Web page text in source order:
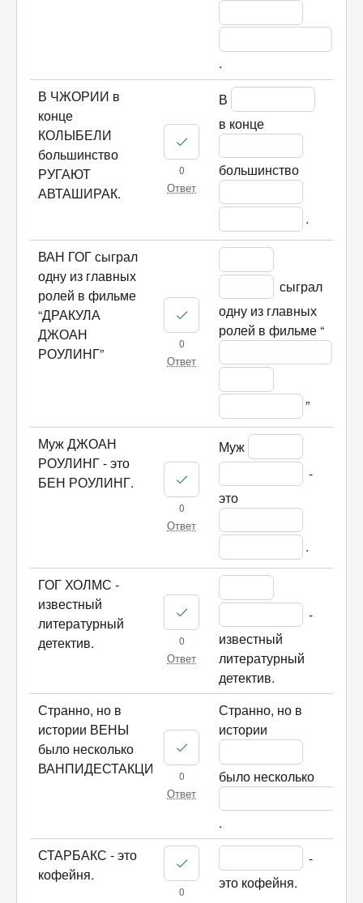
.
В ЧЖОРИИ в
конце
КОЛЫБЕЛИ
большинство
РУГАЮТ
АВТАШИРАК.
0
Ответ
В
в конце
большинство
.
ВАН ГОГ сыграл
одну из главных
ролей в фильме
“ДРАКУЛА
ДЖОАН
РОУЛИНГ”
0
Ответ
сыграл
одну из главных
ролей в фильме “
”
Муж ДЖОАН
РОУЛИНГ - это
БЕН РОУЛИНГ.
0
Ответ
Муж
-
это
.
ГОГ ХОЛМС -
известный
литературный
детектив.
0
Ответ
-
известный
литературный
детектив.
Странно, но в
истории ВЕНЫ
было несколько
ВАНПИДЕСТАКЦИЙ.
0
Ответ
Странно, но в
истории
было несколько
.
СТАРБАКС - это
кофейня.
0
-
это кофейня.